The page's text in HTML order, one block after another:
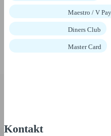
Maestro / V Pay
Diners Club
Master Card
Kontakt